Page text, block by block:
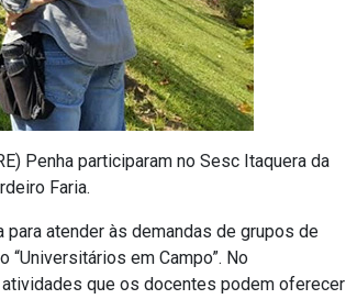
Penha participaram no Sesc Itaquera da
Faria.
atender às demandas de grupos de
em Campo”. No
que os docentes podem oferecer